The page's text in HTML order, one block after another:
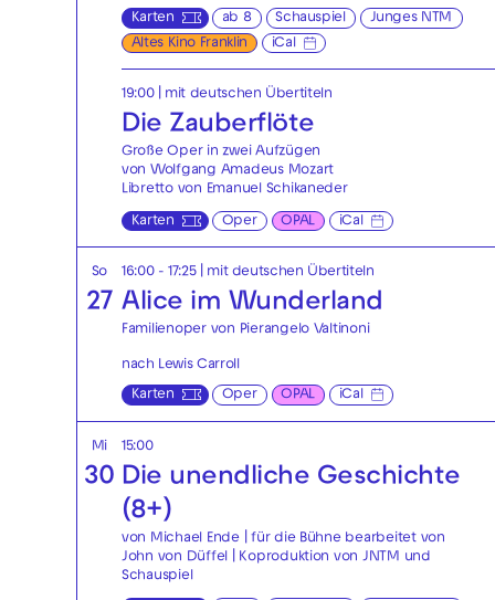
Karten ab 8 Schauspiel
Junges NTM
Altes Kino Franklin
iCal
19:00| mit deutschen Übertiteln
Die Zauberflöte
Große Oper in zwei Aufzügen
von Wolfgang Amadeus Mozart
Libretto von Emanuel Schikaneder
Karten Oper OPAL iCal
So
27
16:00 - 17:25| mit deutschen Übertiteln
Alice im Wunderland
Familienoper von Pierangelo Valtinoni
nach Lewis Carroll
Karten Oper OPAL iCal
Mi
30
15:00
Die unendliche Geschichte
(8+)
von Michael Ende | für die Bühne bearbeitet von
John von Düffel | Koproduktion von JNTM und
Schauspiel